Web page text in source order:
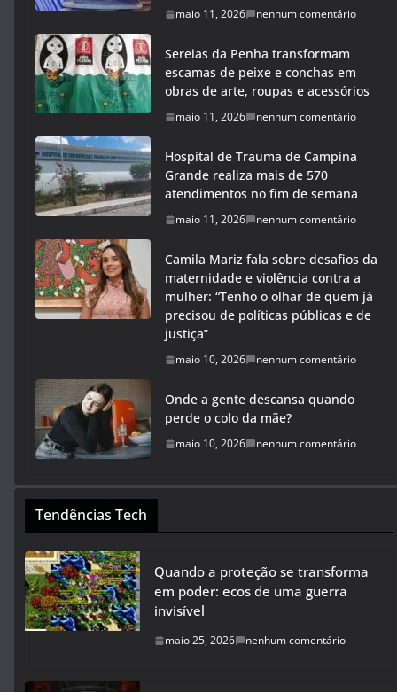
maio 11, 2026 nenhum comentário
Sereias da Penha transformam
escamas de peixe e conchas em
obras de arte, roupas e acessórios
maio 11, 2026 nenhum comentário
Hospital de Trauma de Campina
Grande realiza mais de 570
atendimentos no fim de semana
maio 11, 2026 nenhum comentário
Camila Mariz fala sobre desafios da
maternidade e violência contra a
mulher: “Tenho o olhar de quem já
precisou de políticas públicas e de
justiça”
maio 10, 2026 nenhum comentário
Onde a gente descansa quando
perde o colo da mãe?
maio 10, 2026 nenhum comentário
Tendências Tech
Quando a proteção se transforma
em poder: ecos de uma guerra
invisível
maio 25, 2026 nenhum comentário